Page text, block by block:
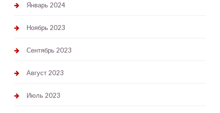
Январь 2024
Ноябрь 2023
Сентябрь 2023
Август 2023
Июль 2023